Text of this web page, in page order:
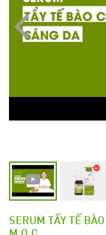
SERUM TẨY TẾ